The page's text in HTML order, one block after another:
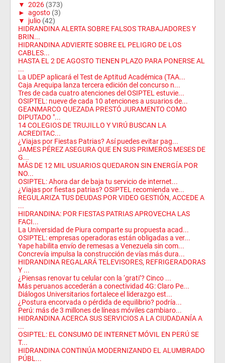
▼ 2026 (373)
► agosto (3)
▼
julio (42)
HIDRANDINA ALERTA SOBRE FALSOS TRABAJADORES Y
BRIN...
HIDRANDINA ADVIERTE SOBRE EL PELIGRO DE LOS
CABLES...
HASTA EL 2 DE AGOSTO TIENEN PLAZO PARA PONERSE AL
...
La UDEP aplicará el Test de Aptitud Académica (TAA...
Caja Arequipa lanza tercera edición del concurso n...
Tres de cada cuatro atenciones del OSIPTEL estuvie...
OSIPTEL: nueve de cada 10 atenciones a usuarios de...
GEANMARCO QUEZADA PRESTÓ JURAMENTO COMO
DIPUTADO "...
14 COLEGIOS DE TRUJILLO Y VIRÚ BUSCAN LA
ACREDITAC...
¿Viajas por Fiestas Patrias? Así puedes evitar pag...
JAMES PÉREZ ASEGURA QUE EN SUS PRIMEROS MESES DE
G...
MÁS DE 12 MIL USUARIOS QUEDARON SIN ENERGÍA POR
NO...
OSIPTEL: Ahora dar de baja tu servicio de internet...
¿Viajas por fiestas patrias? OSIPTEL recomienda ve...
REGULARIZA TUS DEUDAS POR VIDEO GESTIÓN, ACCEDE A
...
HIDRANDINA: POR FIESTAS PATRIAS APROVECHA LAS
FACI...
La Universidad de Piura comparte su propuesta acad...
OSIPTEL: empresas operadoras están obligadas a ver...
Yape habilita envío de remesas a Venezuela sin com...
Concrevía impulsa la construcción de vías más dura...
HIDRANDINA REGALARÁ TELEVISORES, REFRIGERADORAS
Y ...
¿Piensas renovar tu celular con la ‘grati’? Cinco ...
Más peruanos accederán a conectividad 4G: Claro Pe...
Diálogos Universitarios fortalece el liderazgo est...
¿Postura encorvada o pérdida de equilibrio? podría...
Perú: más de 3 millones de líneas móviles cambiaro...
HIDRANDINA ACERCA SUS SERVICIOS A LA CIUDADANÍA A
...
OSIPTEL: EL CONSUMO DE INTERNET MÓVIL EN PERÚ SE
T...
HIDRANDINA CONTINÚA MODERNIZANDO EL ALUMBRADO
PÚBL...